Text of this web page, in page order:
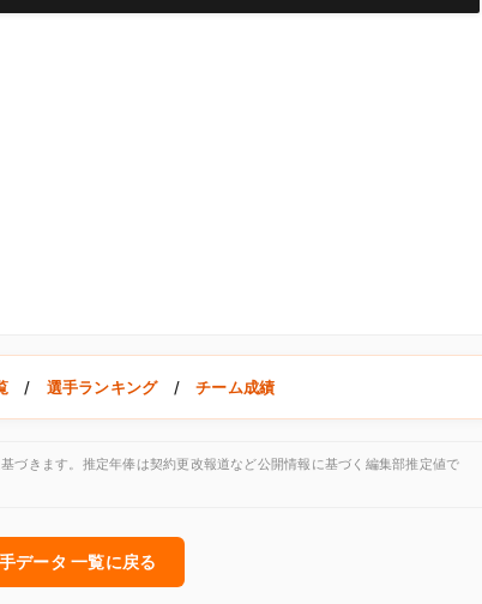
/ 選手ランキング/チーム成績
づきます。推定年俸は契約更改報道など公開情報に基づく編集部推定値で
データ 一覧に戻る